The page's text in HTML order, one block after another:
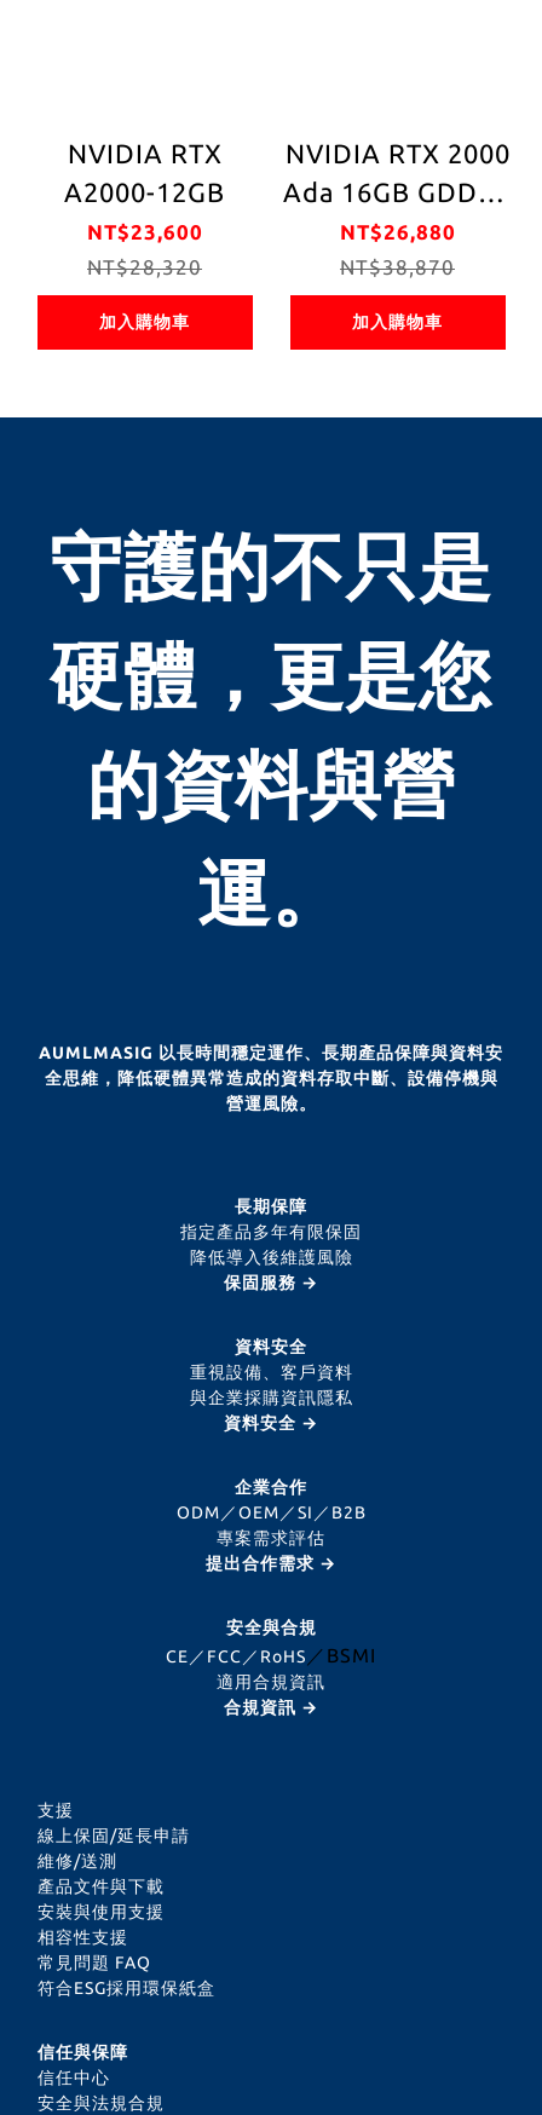
NVIDIA RTX
A2000-12GB
NT$23,600
NT$28,320
加入購物車
NVIDIA RTX 2000
Ada 16GB GDDR6
128bit 工作站繪
圖卡
NT$26,880
NT$38,870
加入購物車
守護的不只是
硬體，更是您
的資料與營
運。
AUMLMASIG 以長時間穩定運作、長期產品保障與資料安
全思維，降低硬體異常造成的資料存取中斷、設備停機與
營運風險。
長期保障
指定產品多年有限保固
降低導入後維護風險
保固服務 →
資料安全
重視設備、客戶資料
與企業採購資訊隱私
資料安全 →
企業合作
ODM／OEM／SI／B2B
專案需求評估
提出合作需求 →
安全與合規
CE／FCC／RoHS ／BSMI
適用合規資訊
合規資訊 →
支援
線上保固/延長申請
維修/送測
產品文件與下載
安裝與使用支援
相容性支援
常見問題 FAQ
符合ESG採用環保紙盒
信任與保障
信任中心
安全與法規合規